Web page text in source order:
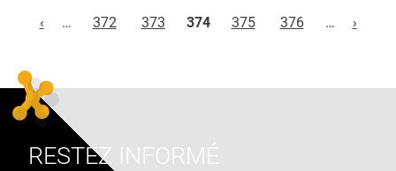
‹
… 372 373 374 375 376 … ›
RESTEZ INFORMÉ